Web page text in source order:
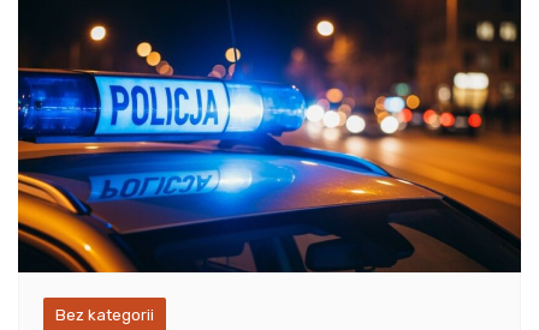
Bez kategorii